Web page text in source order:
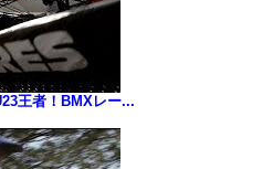
王者！BMXレー...